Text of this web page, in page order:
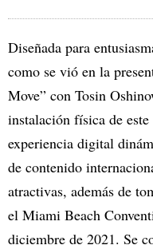
Diseñada para
como se vió en la
Move” con Tosin
instalación física de
experiencia digital
de contenido
atractivas, además de
el Miami Beach
diciembre de 2021. Se